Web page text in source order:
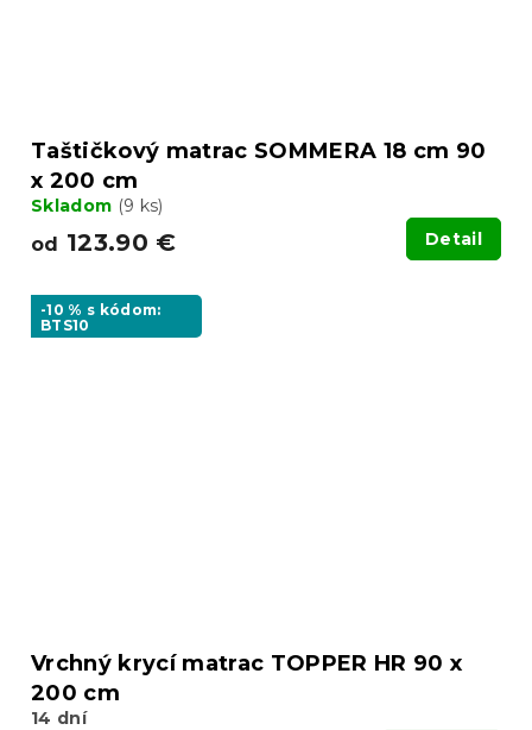
Taštičkový matrac SOMMERA 18 cm 90
x 200 cm
Skladom (9 ks)
od 123.90 € Detail
-10 % s kódom:
BTS10
Vrchný krycí matrac TOPPER HR 90 x
200 cm
14 dní